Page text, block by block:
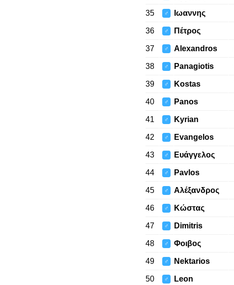
35 ♂ Ιωαννης
36 ♂ Πέτρος
37 ♂ Alexandros
38 ♂ Panagiotis
39 ♂ Kostas
40 ♂ Panos
41 ♂ Kyrian
42 ♂ Evangelos
43 ♂ Ευάγγελος
44 ♂ Pavlos
45 ♂ Αλέξανδρος
46 ♂ Κώστας
47 ♂ Dimitris
48 ♂ Φοιβος
49 ♂ Nektarios
50 ♂ Leon